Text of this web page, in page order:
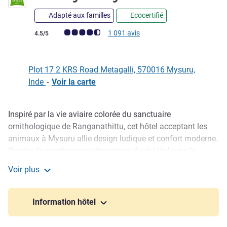
Adapté aux familles Ecocertifié
Note Avis clients (Note ALL)
4.5/5 1 091 avis
Plot 17 2 KRS Road Metagalli, 570016 Mysuru,
Inde - Voir la carte
Description
Inspiré par la vie aviaire colorée du sanctuaire
ornithologique de Ranganathittu, cet hôtel acceptant les
animaux à Mysuru allie design ludique et confort moderne.
Piscine et restaurant sur le toit avec vue sur la ville, lobby
bar animé, restaurant ouvert toute la journée, salle de sport
et espace de jeux. Espaces de réunion avec WIFI et
Voir plus
Information hôtel